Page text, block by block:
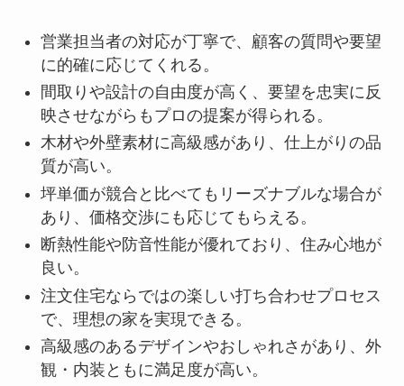
営業担当者の対応が丁寧で、顧客の質問や要望
に的確に応じてくれる。
間取りや設計の自由度が高く、要望を忠実に反
映させながらもプロの提案が得られる。
木材や外壁素材に高級感があり、仕上がりの品
質が高い。
坪単価が競合と比べてもリーズナブルな場合が
あり、価格交渉にも応じてもらえる。
断熱性能や防音性能が優れており、住み心地が
良い。
注文住宅ならではの楽しい打ち合わせプロセス
で、理想の家を実現できる。
高級感のあるデザインやおしゃれさがあり、外
観・内装ともに満足度が高い。